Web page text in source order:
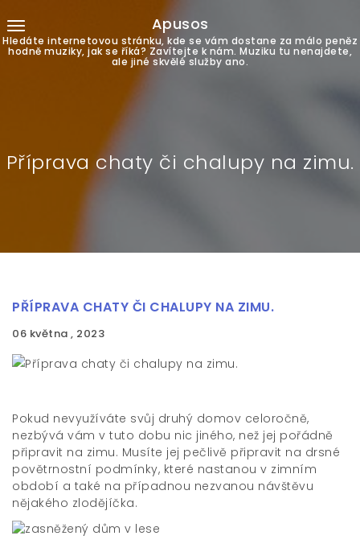
Apusos
Hledáte internetovou stránku, kde se vám dostane za málo peněz
hodně muziky, jak se říká? Zavítejte k nám. Muziku tu nenajdete,
ale jiné skvělé služby ano.
Příprava chaty či chalupy na zimu.
PŘÍPRAVA CHATY ČI CHALUPY NA ZIMU.
06 května , 2023
Pokud nevyužíváte svůj druhý domov celoročně,
nezbývá vám v tuto dobu nic jiného, než jej pořádně
připravit na zimu. Musíte jej pečlivě připravit na drsné
povětrnostní podmínky, které nastanou v zimním
období a také na případnou nezvanou návštěvu
nějakého zlodějíčka.